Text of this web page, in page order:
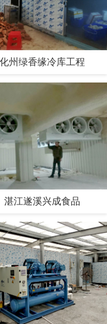
化州绿香缘冷库工程
湛江遂溪兴成食品